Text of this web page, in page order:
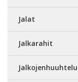
Jalat
Jalkarahit